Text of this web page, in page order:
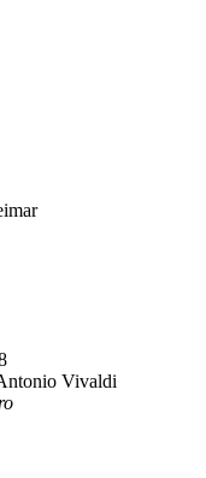
Vivaldi